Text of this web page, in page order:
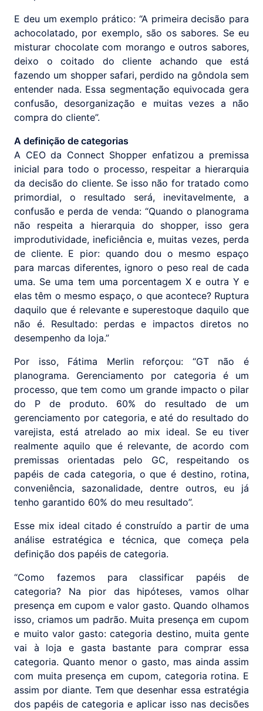
E deu um exemplo prático: “A primeira decisão para
achocolatado, por exemplo, são os sabores. Se eu
misturar chocolate com morango e outros sabores,
deixo o coitado do cliente achando que está
fazendo um shopper safari, perdido na gôndola sem
entender nada. Essa segmentação equivocada gera
confusão, desorganização e muitas vezes a não
compra do cliente”.
A definição de categorias
A CEO da Connect Shopper enfatizou a premissa
inicial para todo o processo, respeitar a hierarquia
da decisão do cliente. Se isso não for tratado como
primordial, o resultado será, inevitavelmente, a
confusão e perda de venda: “Quando o planograma
não respeita a hierarquia do shopper, isso gera
improdutividade, ineficiência e, muitas vezes, perda
de cliente. E pior: quando dou o mesmo espaço
para marcas diferentes, ignoro o peso real de cada
uma. Se uma tem uma porcentagem X e outra Y e
elas têm o mesmo espaço, o que acontece? Ruptura
daquilo que é relevante e superestoque daquilo que
não é. Resultado: perdas e impactos diretos no
desempenho da loja.”
Por isso, Fátima Merlin reforçou: “GT não é
planograma. Gerenciamento por categoria é um
processo, que tem como um grande impacto o pilar
do P de produto. 60% do resultado de um
gerenciamento por categoria, e até do resultado do
varejista, está atrelado ao mix ideal. Se eu tiver
realmente aquilo que é relevante, de acordo com
premissas orientadas pelo GC, respeitando os
papéis de cada categoria, o que é destino, rotina,
conveniência, sazonalidade, dentre outros, eu já
tenho garantido 60% do meu resultado”.
Esse mix ideal citado é construído a partir de uma
análise estratégica e técnica, que começa pela
definição dos papéis de categoria.
“Como fazemos para classificar papéis de
categoria? Na pior das hipóteses, vamos olhar
presença em cupom e valor gasto. Quando olhamos
isso, criamos um padrão. Muita presença em cupom
e muito valor gasto: categoria destino, muita gente
vai à loja e gasta bastante para comprar essa
categoria. Quanto menor o gasto, mas ainda assim
com muita presença em cupom, categoria rotina. E
assim por diante. Tem que desenhar essa estratégia
dos papéis de categoria e aplicar isso nas decisões